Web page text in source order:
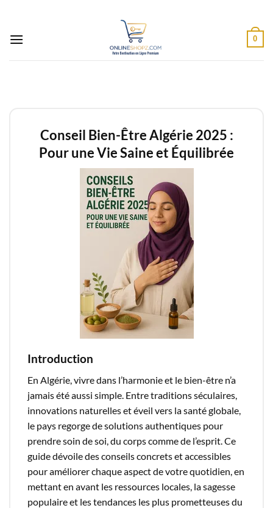
contenu
0
Conseil Bien-Être Algérie 2025 :
Pour une Vie Saine et Équilibrée
Introduction
En Algérie, vivre dans l’harmonie et le bien-être n’a
jamais été aussi simple. Entre traditions séculaires,
innovations naturelles et éveil vers la santé globale,
le pays regorge de solutions authentiques pour
prendre soin de soi, du corps comme de l’esprit. Ce
guide dévoile des conseils concrets et accessibles
pour améliorer chaque aspect de votre quotidien, en
mettant en avant les ressources locales, la sagesse
populaire et les tendances les plus prometteuses du